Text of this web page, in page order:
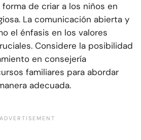
de criar a los niños en
La comunicación abierta y
el énfasis en los valores
Considere la posibilidad
en consejería
familiares para abordar
adecuada.